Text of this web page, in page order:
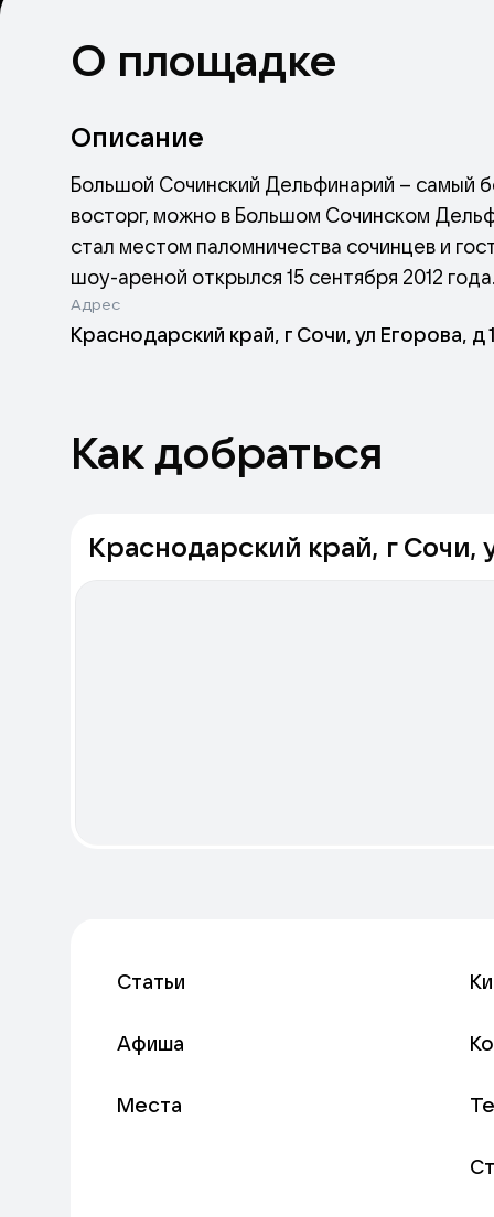
О площадке
Описание
Большой Сочинский Дельфинарий – самый
восторг, можно в Большом Сочинском
стал местом паломничества сочинцев и
шоу-ареной открылся 15 сентября 2012
демонстрационного бассейна - 285 кв.м.,
шоу-арены включает в себя:
Адрес
Краснодарский край, г Сочи, ул Егорова, д 1
Как добраться
Краснодарский край, г Сочи,
Статьи
Афиша
Места